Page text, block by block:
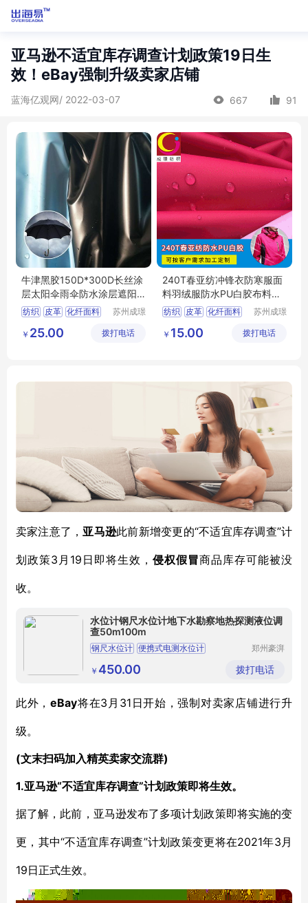
亚马逊不适宜库存调查计划政策19日生
效！eBay强制升级卖家店铺
蓝海亿观网/ 2022-03-07 667 91
牛津黑胶150D*300D长丝涂
层太阳伞雨伞防水涂层遮阳
天幕面料
纺织 皮革 化纤面料
苏州成璟
有限公司
￥ 25.00 拨打电话
240T春亚纺冲锋衣防寒服面
料羽绒服防水PU白胶布料春
亚纺
纺织 皮革 化纤面料
苏州成璟
有限公司
￥ 15.00 拨打电话
卖家注意了， 亚马逊此前新增变更的“不适宜库存调查”计
划政策3月19日即将生效， 侵权假冒商品库存可能被没
收。
水位计钢尺水位计地下水勘察地热探测液位调
查50m100m
钢尺水位计 便携式电测水位计
井深水位计
郑州豪湃
有限公司
￥ 450.00 拨打电话
此外，eBay将在3月31日开始，强制对卖家店铺进行升
级。
(文末扫码加入精英卖家交流群)
1.亚马逊“不适宜库存调查”计划政策即将生效。
据了解，此前，亚马逊发布了多项计划政策即将实施的变
更，其中“不适宜库存调查”计划政策变更将在2021年3月
19日正式生效。